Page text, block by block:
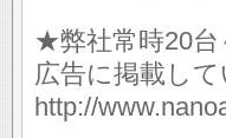
★弊社常時20台
広告に掲載し
http://